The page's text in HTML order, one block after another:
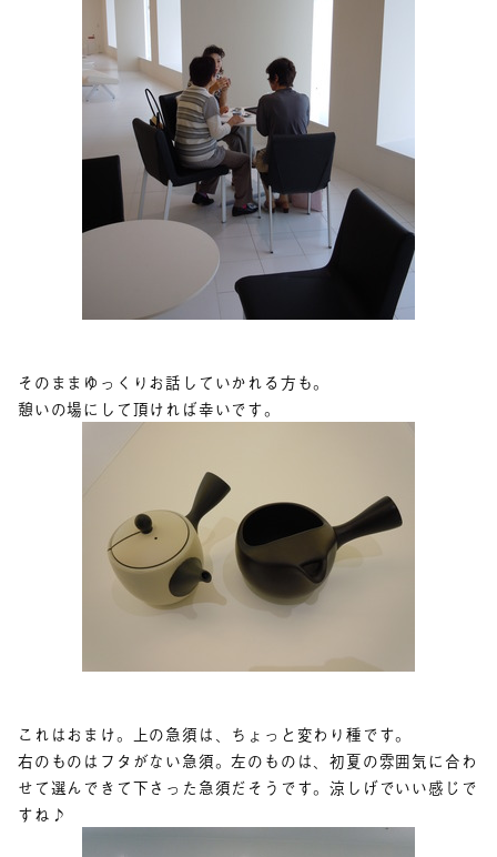
そのままゆっくりお話していかれる方も。
憩いの場にして頂ければ幸いです。
これはおまけ。上の急須は、ちょっと変わり種です。
右のものはフタがない急須。左のものは、初夏の雰囲気に合わ
せて選んできて下さった急須だそうです。涼しげでいい感じで
すね♪